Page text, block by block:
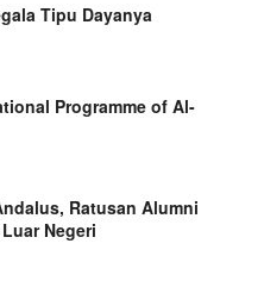
Tipu Dayanya
Programme of Al-
Ratusan Alumni
Negeri